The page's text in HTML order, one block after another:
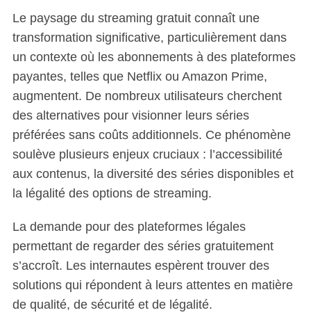
Le paysage du streaming gratuit connaît une
transformation significative, particulièrement dans
un contexte où les abonnements à des plateformes
payantes, telles que Netflix ou Amazon Prime,
augmentent. De nombreux utilisateurs cherchent
des alternatives pour visionner leurs séries
préférées sans coûts additionnels. Ce phénomène
soulève plusieurs enjeux cruciaux : l’accessibilité
aux contenus, la diversité des séries disponibles et
la légalité des options de streaming.
La demande pour des plateformes légales
permettant de regarder des séries gratuitement
s’accroît. Les internautes espèrent trouver des
solutions qui répondent à leurs attentes en matière
de qualité, de sécurité et de légalité.